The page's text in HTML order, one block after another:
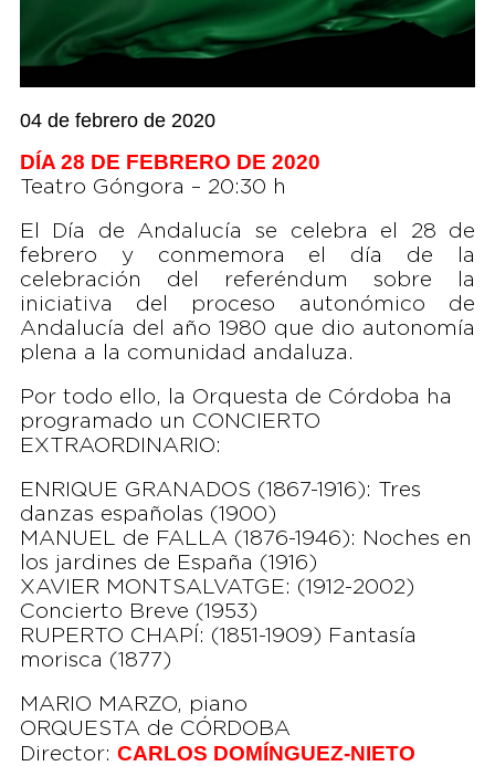
04 de febrero de 2020
DÍA 28 DE FEBRERO DE 2020
Teatro Góngora – 20:30 h
El Día de Andalucía se celebra el 28 de
febrero y conmemora el día de la
celebración del referéndum sobre la
iniciativa del proceso autonómico de
Andalucía del año 1980 que dio autonomía
plena a la comunidad andaluza.​
Por todo ello, la Orquesta de Córdoba ha
programado un CONCIERTO
EXTRAORDINARIO:
ENRIQUE GRANADOS (1867-1916): Tres
danzas españolas (1900)
MANUEL de FALLA (1876-1946): Noches en
los jardines de España (1916)
XAVIER MONTSALVATGE: (1912-2002)
Concierto Breve (1953)
RUPERTO CHAPÍ: (1851-1909) Fantasía
morisca (1877)
MARIO MARZO, piano
ORQUESTA de CÓRDOBA
Director: CARLOS DOMÍNGUEZ-NIETO